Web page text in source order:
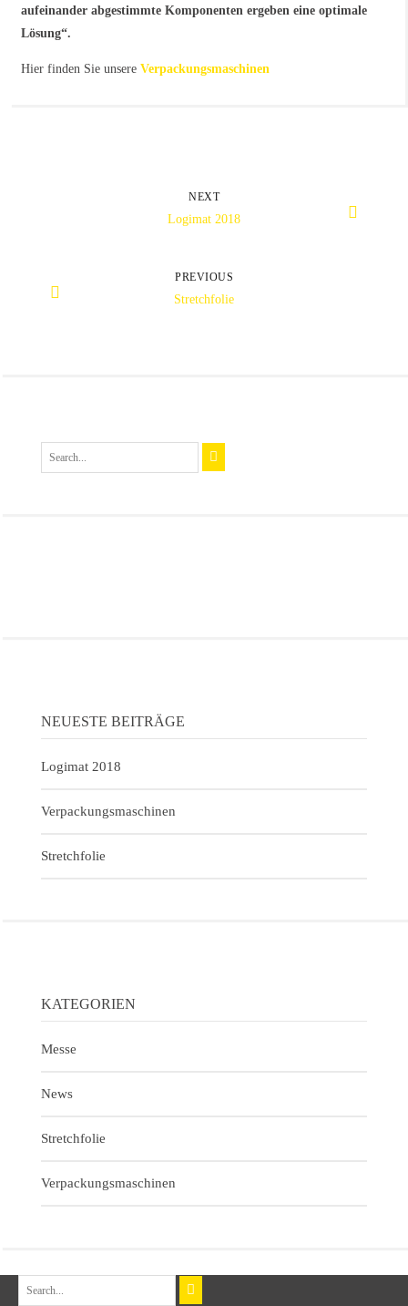
aufeinander abgestimmte Komponenten ergeben eine optimale
Lösung“.
Hier finden Sie unsereVerpackungsmaschinen
NEXT
Logimat 2018
PREVIOUS
Stretchfolie
NEUESTE BEITRÄGE
Logimat 2018
Verpackungsmaschinen
Stretchfolie
KATEGORIEN
Messe
News
Stretchfolie
Verpackungsmaschinen